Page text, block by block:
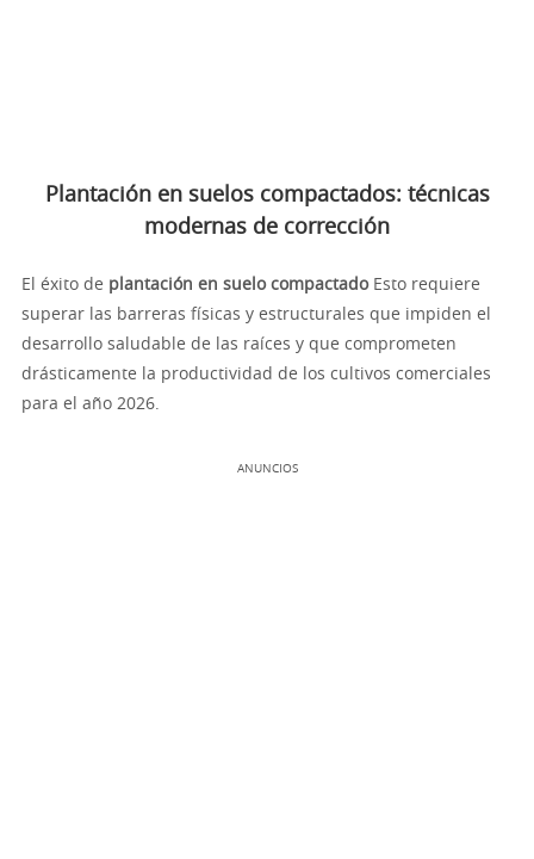
Plantación en suelos compactados: técnicas
modernas de corrección
El éxito de plantación en suelo compactadoEsto requiere
superar las barreras físicas y estructurales que impiden el
desarrollo saludable de las raíces y que comprometen
drásticamente la productividad de los cultivos comerciales
para el año 2026.
ANUNCIOS